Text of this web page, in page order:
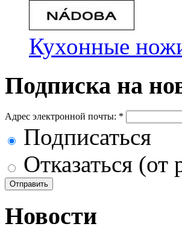
Кухонные
Подписка на
Адрес электронной почты: *
Подписаться
Отказаться (от
Новости